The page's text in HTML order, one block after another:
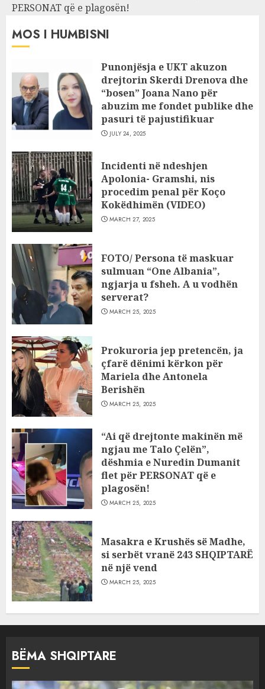
PERSONAT që e plagosën!
MOS I HUMBISNI
Punonjësja e UKT akuzon
drejtorin Skerdi Drenova dhe
“bosen” Joana Nano për
abuzim me fondet publike dhe
pasuri të pajustifikuar
JULY 24, 2025
Incidenti në ndeshjen
Apolonia- Gramshi, nis
procedim penal për Koço
Kokëdhimën (VIDEO)
MARCH 27, 2025
FOTO/ Persona të maskuar
sulmuan “One Albania”,
ngjarja u fsheh. A u vodhën
serverat?
MARCH 25, 2025
Prokuroria jep pretencën, ja
çfarë dënimi kërkon për
Mariela dhe Antonela
Berishën
MARCH 25, 2025
“Ai që drejtonte makinën më
ngjau me Talo Çelën”,
dëshmia e Nuredin Dumanit
flet për PERSONAT që e
plagosën!
MARCH 25, 2025
Masakra e Krushës së Madhe,
si serbët vranë 243 SHQIPTARË
në një vend
MARCH 25, 2025
BËMA SHQIPTARE